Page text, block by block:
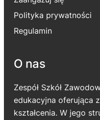
Polityka prywatności
Regulamin
O nas
Zespół Szkół
edukacyjna oferująca
kształcenia. W jego